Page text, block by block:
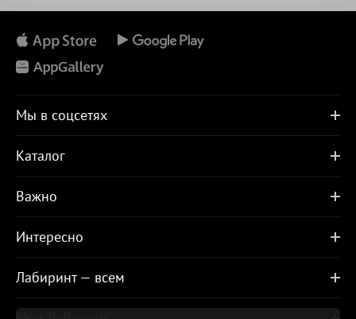
Мы в соцсетях
Каталог
Важно
Интересно
Лабиринт — всем